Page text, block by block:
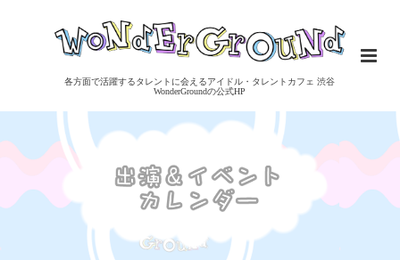
各方面で活躍するタレントに会えるアイドル・タレントカフェ 渋谷
WonderGroundの公式HP